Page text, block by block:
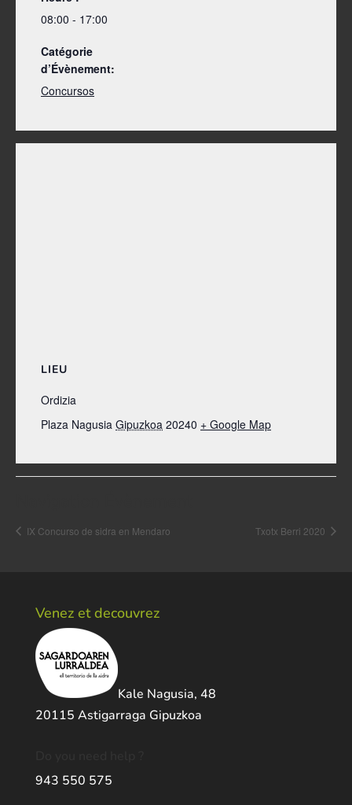
08:00 - 17:00
Catégorie
d’Évènement:
Concursos
LIEU
Ordizia
Plaza Nagusia Gipuzkoa 20240 + Google Map
IX Concurso de sidra en Mendaro Txotx Berri 2020
Venez et decouvrez
Kale Nagusia, 48
20115 Astigarraga Gipuzkoa
943 550 575